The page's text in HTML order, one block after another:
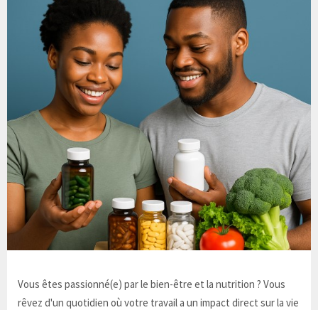
Vous êtes passionné(e) par le bien-être et la nutrition ? Vous
rêvez d'un quotidien où votre travail a un impact direct sur la vie